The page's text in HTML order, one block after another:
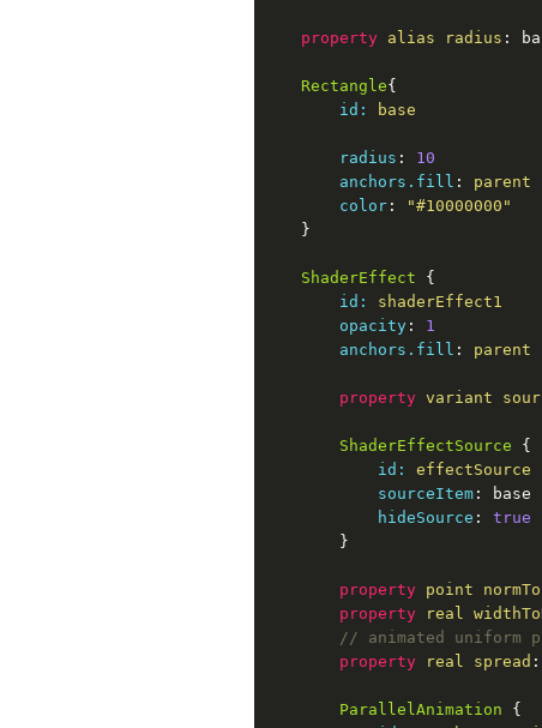
property alias radius :
Rectangle{
id:
base
radius : 10
anchors.fill : parent
color:
"#10000000"
    }
ShaderEffect {
id:
shaderEffect1
opacity: 1
anchors.fill : parent
property variant
ShaderEffectSource {
id:
effectSource
sourceItem: base
hideSource : true
        }
property point
property real
// animated uniform
property real spread :
ParallelAnimation {